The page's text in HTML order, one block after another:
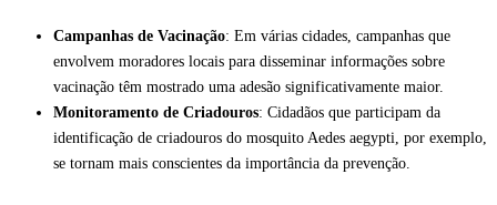
Campanhas de Vacinação: Em várias cidades, campanhas que
envolvem moradores locais para disseminar informações sobre
vacinação têm mostrado uma adesão significativamente maior.
Monitoramento de Criadouros: Cidadãos que participam da
identificação de criadouros do mosquito Aedes aegypti, por exemplo,
se tornam mais conscientes da importância da prevenção.